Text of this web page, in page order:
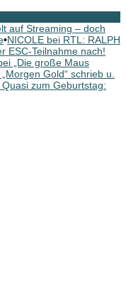
auf Streaming – doch
•NICOLE bei RTL: RALPH
ESC-Teilnahme nach!
„Die große Maus
Gold“ schrieb u.
zum Geburtstag: